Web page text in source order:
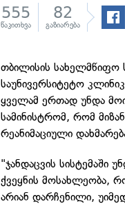
555
წაკითხვა
82
გაზიარება
თბილისის სახელმწიფო
საუნივერსიტეტო
ყველამ ერთად უნდა
სამინისტრომ, რომ
რეანიმაციული
"ჯანდაცვის სისტემაში
ქვეყნის მოსახლეობა,
არიან დარჩენილი,